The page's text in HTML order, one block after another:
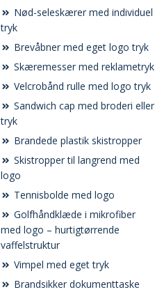
Nød-seleskærer med individuel
tryk
Brevåbner med eget logo tryk
Skæremesser med reklametryk
Velcrobånd rulle med logo tryk
Sandwich cap med broderi eller
tryk
Brandede plastik skistropper
Skistropper til langrend med
logo
Tennisbolde med logo
Golfhåndklæde i mikrofiber
med logo – hurtigtørrende
vaffelstruktur
Vimpel med eget tryk
Brandsikker dokumenttaske